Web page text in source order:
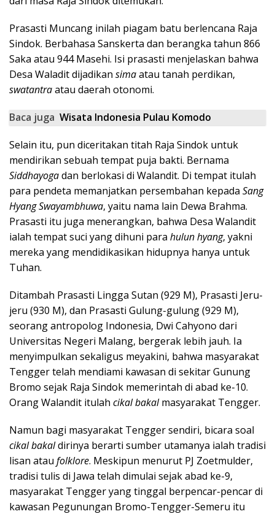
Prasasti Muncang inilah piagam batu berlencana Raja
Sindok. Berbahasa Sanskerta dan berangka tahun 866
Saka atau 944 Masehi. Isi prasasti menjelaskan bahwa
Desa Waladit dijadikan simaatau tanah perdikan,
swatantraatau daerah otonomi.
Baca juga Wisata Indonesia Pulau Komodo
Selain itu, pun diceritakan titah Raja Sindok untuk
mendirikan sebuah tempat puja bakti. Bernama
Siddhayogadan berlokasi di Walandit. Di tempat itulah
para pendeta memanjatkan persembahan kepada Sang
Hyang Swayambhuwa, yaitu nama lain Dewa Brahma.
Prasasti itu juga menerangkan, bahwa Desa Walandit
ialah tempat suci yang dihuni para hulun hyang, yakni
mereka yang mendidikasikan hidupnya hanya untuk
Tuhan.
Ditambah Prasasti Lingga Sutan (929 M), Prasasti Jeru-
jeru (930 M), dan Prasasti Gulung-gulung (929 M),
seorang antropolog Indonesia, Dwi Cahyono dari
Universitas Negeri Malang, bergerak lebih jauh. Ia
menyimpulkan sekaligus meyakini, bahwa masyarakat
Tengger telah mendiami kawasan di sekitar Gunung
Bromo sejak Raja Sindok memerintah di abad ke-10.
Orang Walandit itulah cikal bakalmasyarakat Tengger.
Namun bagi masyarakat Tengger sendiri, bicara soal
cikal bakaldirinya berarti sumber utamanya ialah tradisi
lisan atau folklore. Meskipun menurut PJ Zoetmulder,
tradisi tulis di Jawa telah dimulai sejak abad ke-9,
masyarakat Tengger yang tinggal berpencar-pencar di
kawasan Pegunungan Bromo-Tengger-Semeru itu